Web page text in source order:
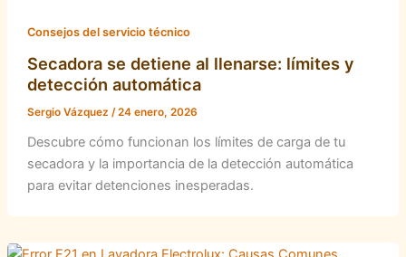
Consejos del servicio técnico
Secadora se detiene al llenarse: límites y
detección automática
Sergio Vázquez /24 enero, 2026
Descubre cómo funcionan los límites de carga de tu
secadora y la importancia de la detección automática
para evitar detenciones inesperadas.